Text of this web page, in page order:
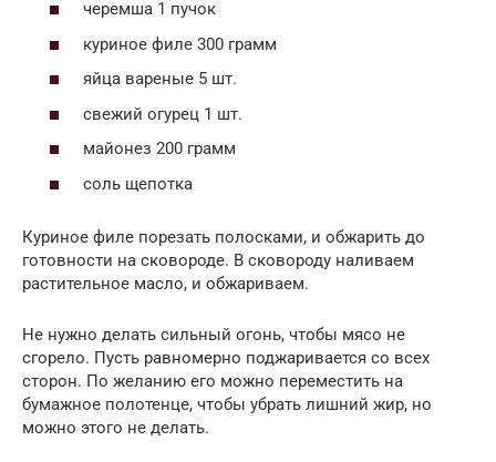
черемша 1 пучок
куриное филе 300 грамм
яйца вареные 5 шт.
свежий огурец 1 шт.
майонез 200 грамм
соль щепотка
Куриное филе порезать полосками, и обжарить до
готовности на сковороде. В сковороду наливаем
растительное масло, и обжариваем.
Не нужно делать сильный огонь, чтобы мясо не
сгорело. Пусть равномерно поджаривается со всех
сторон. По желанию его можно переместить на
бумажное полотенце, чтобы убрать лишний жир, но
можно этого не делать.